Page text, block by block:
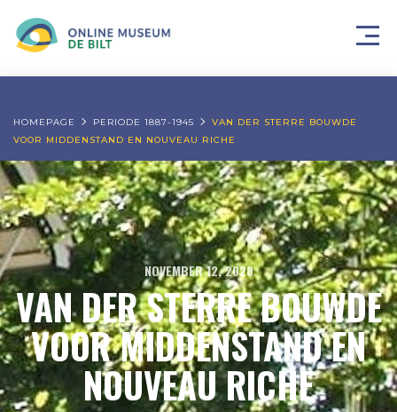
HOMEPAGE PERIODE 1887-1945
VAN DER STERRE BOUWDE
VOOR MIDDENSTAND EN NOUVEAU RICHE
NOVEMBER 12, 2020
VAN DER STERRE BOUWDE
VOOR MIDDENSTAND EN
NOUVEAU RICHE